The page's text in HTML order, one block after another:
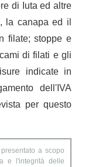
di Iuta ed altre
la canapa ed il
filate; stoppe e
di filati e gli
indicate in
dell'IVA
per questo
a scopo
e l'integrità delle